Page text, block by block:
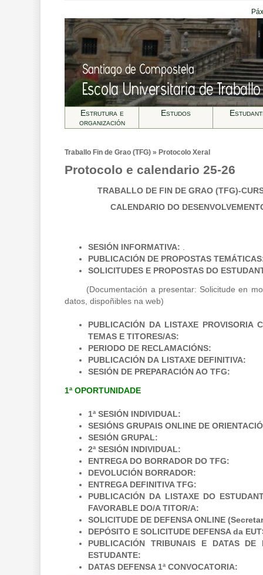
Estrutura e
organización
Estudos
Traballo Fin de Grao (TFG) » Protocolo Xeral
Protocolo e calendario 25-26
TRABALLO DE FIN DE GRAO (TFG)-
CALENDARIO DO
SESIÓN INFORMATIVA:
PUBLICACIÓN DE PROPOSTAS
SOLICITUDES E PROPOSTAS DO
(Documentación a presentar: Solicitude en
datos, dispoñibles na web)
PUBLICACIÓN DA LISTAXE PROVISORIA
TEMAS E TITORES/AS:
PERIODO DE RECLAMACIÓNS:
PUBLICACIÓN DA LISTAXE DEFINITIVA:
SESIÓN DE PREPARACIÓN AO TFG:
1ª OPORTUNIDADE
1ª SESIÓN INDIVIDUAL:
SESIÓNS GRUPAIS ONLINE DE
SESIÓN GRUPAL:
2ª SESIÓN INDIVIDUAL:
ENTREGA DO BORRADOR DO TFG:
DEVOLUCIÓN BORRADOR:
ENTREGA DEFINITIVA TFG:
PUBLICACIÓN DA LISTAXE DO
FAVORABLE DO/A TITOR/A:
SOLICITUDE DE DEFENSA ONLINE
DEPÓSITO E SOLICITUDE DEFENSA da
PUBLICACIÓN TRIBUNAIS E DATAS DE
ESTUDANTE:
DATAS DEFENSA 1ª CONVOCATORIA: